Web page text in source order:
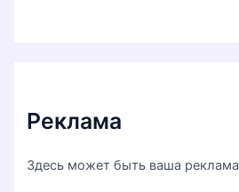
Реклама
Здесь может быть ваша реклама